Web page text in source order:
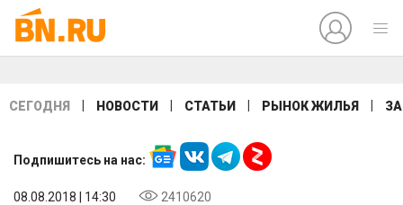
СЕГОДНЯ НОВОСТИ СТАТЬИ РЫНОК ЖИЛЬЯ
Подпишитесь на нас:
08.08.2018 | 14:30 2410620